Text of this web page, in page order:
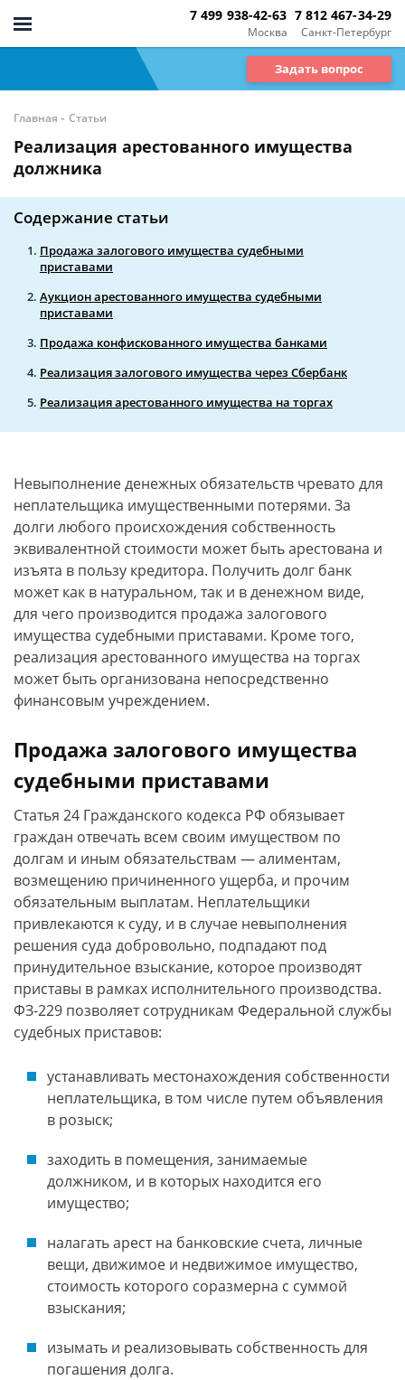
Москва
7 499 938-42-63
Санкт-Петербург
7 812 467-34-29
Задать вопрос
Главная - Статьи
Реализация арестованного имущества
должника
Содержание статьи
Продажа залогового имущества судебными
приставами
Аукцион арестованного имущества судебными
приставами
Продажа конфискованного имущества банками
Реализация залогового имущества через Сбербанк
Реализация арестованного имущества на торгах
Невыполнение денежных обязательств чревато для
неплательщика имущественными потерями. За
долги любого происхождения собственность
эквивалентной стоимости может быть арестована и
изъята в пользу кредитора. Получить долг банк
может как в натуральном, так и в денежном виде,
для чего производится продажа залогового
имущества судебными приставами. Кроме того,
реализация арестованного имущества на торгах
может быть организована непосредственно
финансовым учреждением.
Продажа залогового имущества
судебными приставами
Статья 24 Гражданского кодекса РФ обязывает
граждан отвечать всем своим имуществом по
долгам и иным обязательствам — алиментам,
возмещению причиненного ущерба, и прочим
обязательным выплатам. Неплательщики
привлекаются к суду, и в случае невыполнения
решения суда добровольно, подпадают под
принудительное взыскание, которое производят
приставы в рамках исполнительного производства.
ФЗ-229 позволяет сотрудникам Федеральной службы
судебных приставов:
устанавливать местонахождения собственности
неплательщика, в том числе путем объявления
в розыск;
заходить в помещения, занимаемые
должником, и в которых находится его
имущество;
налагать арест на банковские счета, личные
вещи, движимое и недвижимое имущество,
стоимость которого соразмерна с суммой
взыскания;
изымать и реализовывать собственность для
погашения долга.